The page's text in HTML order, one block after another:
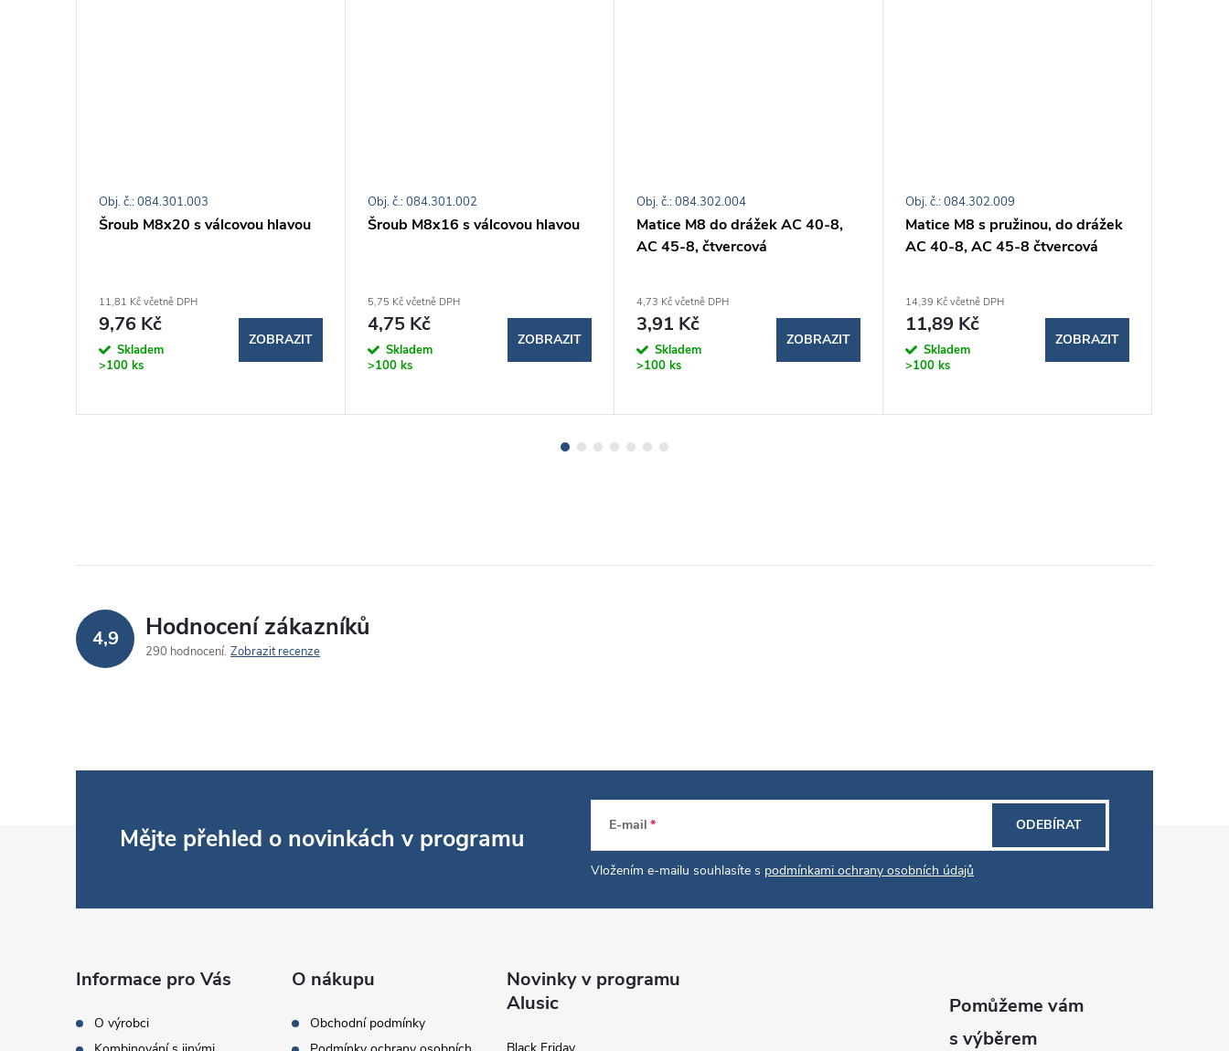
Šroub M8x20 s válcovou hlavou
11,81 Kč včetně DPH
9,76 Kč
Skladem
>100 ks
ZOBRAZIT
Obj. č.: 084.301.003
Šroub M8x16 s válcovou hlavou
5,75 Kč včetně DPH
4,75 Kč
Skladem
>100 ks
ZOBRAZIT
Obj. č.: 084.301.002
Matice M8 do drážek AC 40-8,
AC 45-8, čtvercová
4,73 Kč včetně DPH
3,91 Kč
Skladem
>100 ks
ZOBRAZIT
Obj. č.: 084.302.004
Matice M8 s pružinou, do drážek
AC 40-8, AC 45-8 čtvercová
14,39 Kč včetně DPH
11,89 Kč
Skladem
>100 ks
ZOBRAZIT
Obj. č.: 084.302.009
4,9 Hodnocení zákazníků
290 hodnocení Zobrazit recenze
Mějte přehled o novinkách v programu E-mail
Vložením e-mailu souhlasíte s podmínkami ochrany osobních údajů
ODEBÍRAT
Informace pro Vás
O výrobci
O nákupu
Obchodní podmínky
Novinky v programu
Alusic
Black Friday